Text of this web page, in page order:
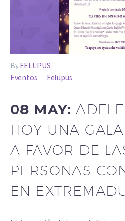
By FELUPUS
Eventos
Felupus
08 MAY:
HOY UNA
A FAVOR DE
PERSONAS
EN